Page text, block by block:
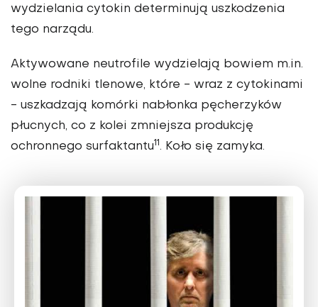
wydzielania cytokin determinują uszkodzenia
tego narządu.
Aktywowane neutrofile wydzielają bowiem m.in.
wolne rodniki tlenowe, które - wraz z cytokinami
- uszkadzają komórki nabłonka pęcherzyków
płucnych, co z kolei zmniejsza produkcję
ochronnego surfaktantu11. Koło się zamyka.